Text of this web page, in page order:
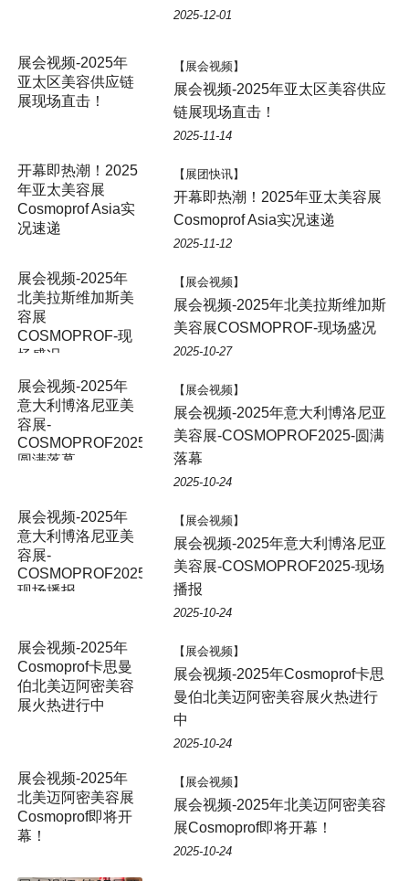
2025-12-01
展会视频-2025年
亚太区美容供应链
展现场直击！
【展会视频】
展会视频-2025年亚太区美容供应
链展现场直击！
2025-11-14
开幕即热潮！2025
年亚太美容展
Cosmoprof Asia实
况速递
【展团快讯】
开幕即热潮！2025年亚太美容展
Cosmoprof Asia实况速递
2025-11-12
展会视频-2025年
北美拉斯维加斯美
容展
COSMOPROF-现
场盛况
【展会视频】
展会视频-2025年北美拉斯维加斯
美容展COSMOPROF-现场盛况
2025-10-27
展会视频-2025年
意大利博洛尼亚美
容展-
COSMOPROF2025-
圆满落幕
【展会视频】
展会视频-2025年意大利博洛尼亚
美容展-COSMOPROF2025-圆满
落幕
2025-10-24
展会视频-2025年
意大利博洛尼亚美
容展-
COSMOPROF2025-
现场播报
【展会视频】
展会视频-2025年意大利博洛尼亚
美容展-COSMOPROF2025-现场
播报
2025-10-24
展会视频-2025年
Cosmoprof卡思曼
伯北美迈阿密美容
展火热进行中
【展会视频】
展会视频-2025年Cosmoprof卡思
曼伯北美迈阿密美容展火热进行
中
2025-10-24
展会视频-2025年
北美迈阿密美容展
Cosmoprof即将开
幕！
【展会视频】
展会视频-2025年北美迈阿密美容
展Cosmoprof即将开幕！
2025-10-24